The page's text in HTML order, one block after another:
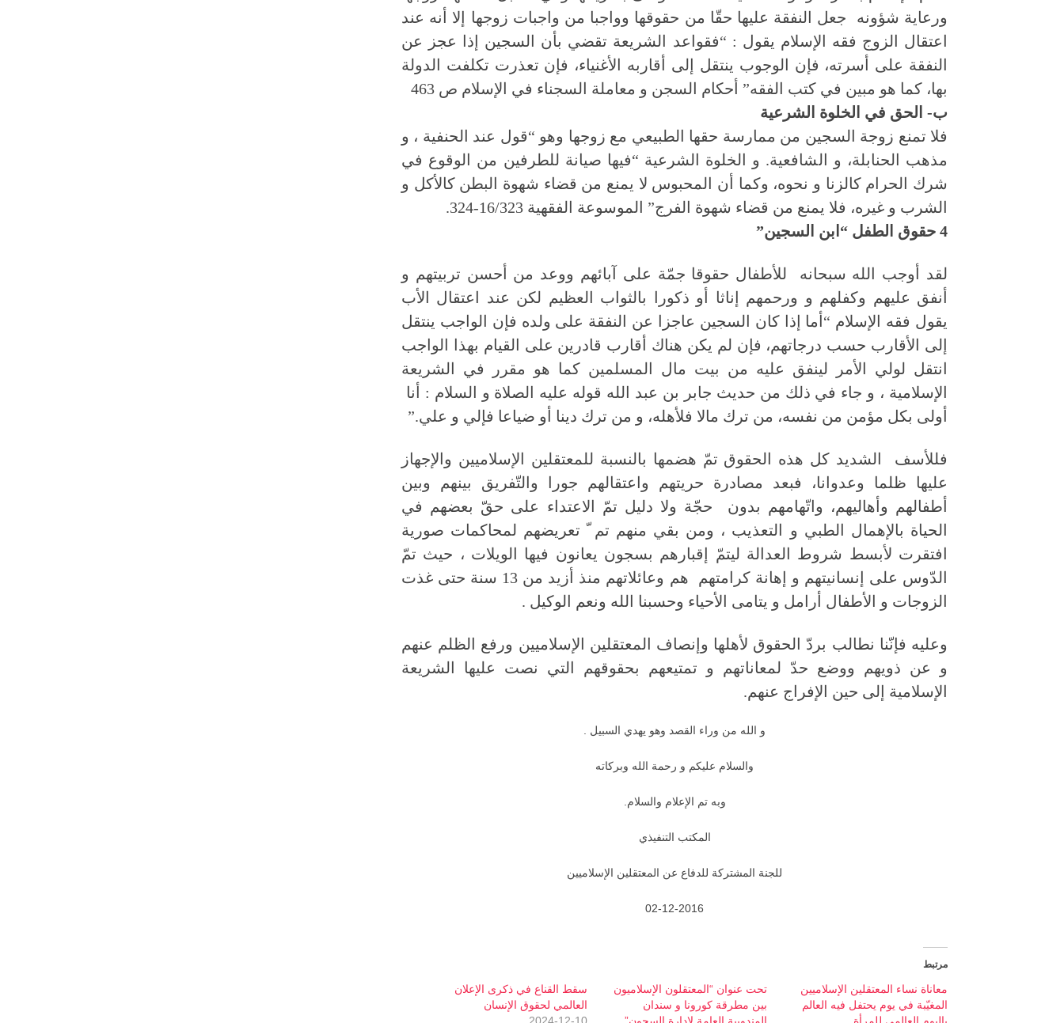
ورعاية شؤونه جعل النفقة عليها حقّا من حقوقها وواجبا من واجبات زوجها إلا أنه عند
اعتقال الزوج فقه الإسلام يقول : “فقواعد الشريعة تقضي بأن السجين إذا عجز عن
النفقة على أسرته، فإن الوجوب ينتقل إلى أقاربه الأغنياء، فإن تعذرت تكلفت الدولة
بها، كما هو مبين في كتب الفقه” أحكام السجن و معاملة السجناء في الإسلام ص 463
ب- الحق في الخلوة الشرعية
فلا تمنع زوجة السجين من ممارسة حقها الطبيعي مع زوجها وهو “قول عند الحنفية ، و
مذهب الحنابلة، و الشافعية. و الخلوة الشرعية “فيها صيانة للطرفين من الوقوع في
شرك الحرام كالزنا و نحوه، وكما أن المحبوس لا يمنع من قضاء شهوة البطن كالأكل و
الشرب و غيره، فلا يمنع من قضاء شهوة الفرج” الموسوعة الفقهية 16/323-324.
4 حقوق الطفل “ابن السجين”
لقد أوجب الله سبحانه للأطفال حقوقا جمّة على آبائهم ووعد من أحسن تربيتهم و
أنفق عليهم وكفلهم و ورحمهم إناثا أو ذكورا بالثواب العظيم لكن عند اعتقال الأب
يقول فقه الإسلام “أما إذا كان السجين عاجزا عن النفقة على ولده فإن الواجب ينتقل
إلى الأقارب حسب درجاتهم، فإن لم يكن هناك أقارب قادرين على القيام بهذا الواجب
انتقل لولي الأمر لينفق عليه من بيت مال المسلمين كما هو مقرر في الشريعة
الإسلامية ، و جاء في ذلك من حديث جابر بن عبد الله قوله عليه الصلاة و السلام : أنا
أولى بكل مؤمن من نفسه، من ترك مالا فلأهله، و من ترك دينا أو ضياعا فإلي و علي.”
فللأسف الشديد كل هذه الحقوق تمّ هضمها بالنسبة للمعتقلين الإسلاميين والإجهاز
عليها ظلما وعدوانا، فبعد مصادرة حريتهم واعتقالهم جورا والتّفريق بينهم وبين
أطفالهم وأهاليهم، واتّهامهم بدون حجّة ولا دليل تمّ الاعتداء على حقّ بعضهم في
الحياة بالإهمال الطبي و التعذيب ، ومن بقي منهم تم ّ تعريضهم لمحاكمات صورية
افتقرت لأبسط شروط العدالة ليتمّ إقبارهم بسجون يعانون فيها الويلات ، حيث تمّ
الدّوس على إنسانيتهم و إهانة كرامتهم هم وعائلاتهم منذ أزيد من 13 سنة حتى غذت
الزوجات و الأطفال أرامل و يتامى الأحياء وحسبنا الله ونعم الوكيل .
وعليه فإنّنا نطالب بردّ الحقوق لأهلها وإنصاف المعتقلين الإسلاميين ورفع الظلم عنهم
و عن ذويهم ووضع حدّ لمعاناتهم و تمتيعهم بحقوقهم التي نصت عليها الشريعة
الإسلامية إلى حين الإفراج عنهم.
و الله من وراء القصد وهو يهدي السبيل .
والسلام عليكم و رحمة الله وبركاته
وبه تم الإعلام والسلام.
المكتب التنفيذي
للجنة المشتركة للدفاع عن المعتقلين الإسلاميين
02-12-2016
مرتبط
معاناة نساء المعتقلين الإسلاميين
المغيّبة في يوم يحتفل فيه العالم
باليوم العالمي للمرأة
تحت عنوان “المعتقلون الإسلاميون
بين مطرقة كورونا و سندان
المندوبية العامة لإدارة السجون”
سقط القناع في ذكرى الإعلان
العالمي لحقوق الإنسان
2024-12-10